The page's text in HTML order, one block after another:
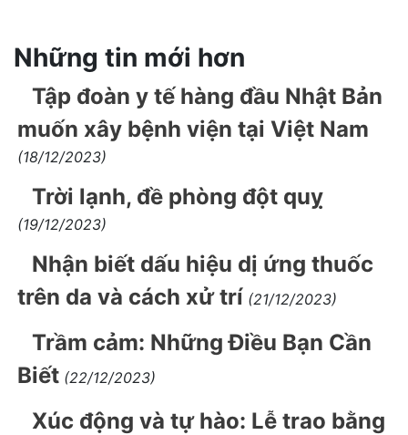
Những tin mới hơn
Tập đoàn y tế hàng đầu Nhật Bản
muốn xây bệnh viện tại Việt Nam
(18/12/2023)
Trời lạnh, đề phòng đột quỵ
(19/12/2023)
Nhận biết dấu hiệu dị ứng thuốc
trên da và cách xử trí (21/12/2023)
Trầm cảm: Những Điều Bạn Cần
Biết (22/12/2023)
Xúc động và tự hào: Lễ trao bằng